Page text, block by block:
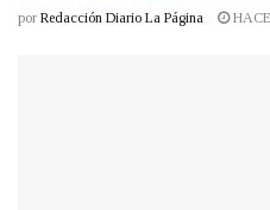
por Redacción Diario La Página